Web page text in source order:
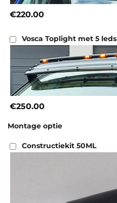
€220.00
Vosca Toplight met 5 leds
€250.00
Montage optie
Constructiekit 50ML